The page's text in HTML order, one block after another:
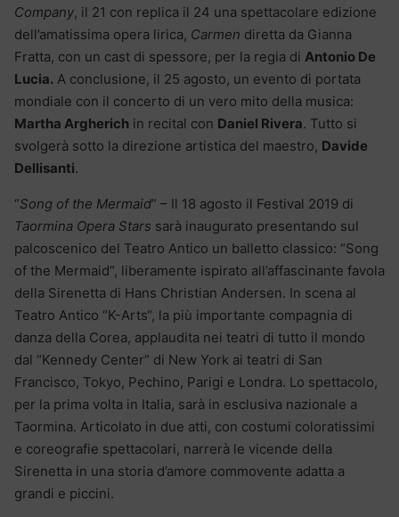
Company, il 21 con replica il 24 una spettacolare edizione
dell’amatissima opera lirica, Carmen diretta da Gianna
Fratta, con un cast di spessore, per la regia di Antonio De
Lucia. A conclusione, il 25 agosto, un evento di portata
mondiale con il concerto di un vero mito della musica:
Martha Argherich in recital con Daniel Rivera. Tutto si
svolgerà sotto la direzione artistica del maestro, Davide
Dellisanti.
“Song of the Mermaid” – Il 18 agosto il Festival 2019 di
Taormina Opera Stars sarà inaugurato presentando sul
palcoscenico del Teatro Antico un balletto classico: “Song
of the Mermaid“, liberamente ispirato all’affascinante favola
della Sirenetta di Hans Christian Andersen. In scena al
Teatro Antico “K-Arts“, la più importante compagnia di
danza della Corea, applaudita nei teatri di tutto il mondo
dal “Kennedy Center” di New York ai teatri di San
Francisco, Tokyo, Pechino, Parigi e Londra. Lo spettacolo,
per la prima volta in Italia, sarà in esclusiva nazionale a
Taormina. Articolato in due atti, con costumi coloratissimi
e coreografie spettacolari, narrerà le vicende della
Sirenetta in una storia d’amore commovente adatta a
grandi e piccini.